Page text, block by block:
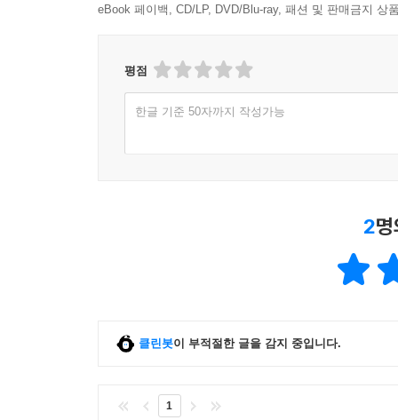
eBook 페이백, CD/LP, DVD/Blu-ray, 패션 및 판매금지 상
평점
한글 기준 50자까지 작성가능
2
클린봇이 부적절한 글을 감지 중입니다.
1